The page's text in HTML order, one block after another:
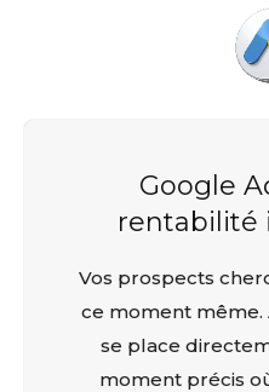
Google
rentabilité
Vos prospects
ce moment même.
se place
moment précis